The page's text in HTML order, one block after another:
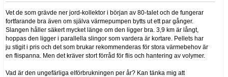
Vet de som grävde ner jord-kollektor i början av 80-talet och de fungerar
fortfarande bra även om själva värmepumpen bytts ut ett par gånger.
Slangen håller säkert mycket länge om den ligger bra. 3,9 km är långt,
hoppas den ligger i parallella slingor som vardera är kortare. Pellets har
ju stigit i pris och det som brukar rekommenderas för stora värmebehov är
en flispanna. Men det kräver stort förråd för flis och hantering av volymer.
Vad är den ungefärliga elförbrukningen per år? Kan tänka mig att